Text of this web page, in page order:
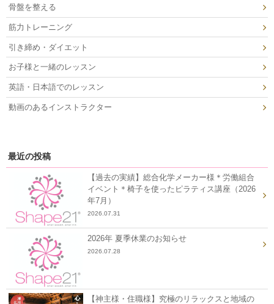
骨盤を整える
筋力トレーニング
引き締め・ダイエット
お子様と一緒のレッスン
英語・日本語でのレッスン
動画のあるインストラクター
最近の投稿
【過去の実績】総合化学メーカー様＊労働組合
イベント＊椅子を使ったピラティス講座（2026
年7月）
2026.07.31
2026年 夏季休業のお知らせ
2026.07.28
【神主様・住職様】究極のリラックスと地域の